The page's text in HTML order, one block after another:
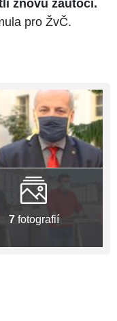
znovu zaútočí.
pro ŽvČ.
7fotografií